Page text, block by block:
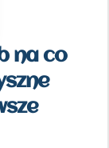
na co